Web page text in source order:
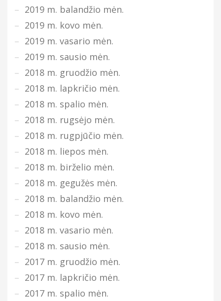
2019 m. balandžio mėn.
2019 m. kovo mėn.
2019 m. vasario mėn.
2019 m. sausio mėn.
2018 m. gruodžio mėn.
2018 m. lapkričio mėn.
2018 m. spalio mėn.
2018 m. rugsėjo mėn.
2018 m. rugpjūčio mėn.
2018 m. liepos mėn.
2018 m. birželio mėn.
2018 m. gegužės mėn.
2018 m. balandžio mėn.
2018 m. kovo mėn.
2018 m. vasario mėn.
2018 m. sausio mėn.
2017 m. gruodžio mėn.
2017 m. lapkričio mėn.
2017 m. spalio mėn.